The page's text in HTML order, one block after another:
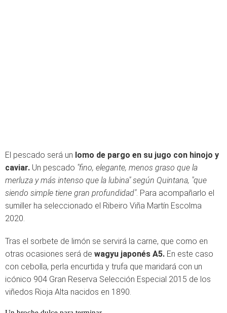
El pescado será un lomo de pargo en su jugo con hinojo y
caviar. Un pescado "fino, elegante, menos graso que la
merluza y más intenso que la lubina" según Quintana, "que
siendo simple tiene gran profundidad". Para acompañarlo el
sumiller ha seleccionado el Ribeiro Viña Martín Escolma
2020.
Tras el sorbete de limón se servirá la carne, que como en
otras ocasiones será de wagyu japonés A5. En este caso
con cebolla, perla encurtida y trufa que maridará con un
icónico 904 Gran Reserva Selección Especial 2015 de los
viñedos Rioja Alta nacidos en 1890.